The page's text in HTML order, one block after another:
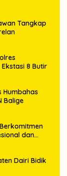
Tangkap
8 Butir
Humbahas
Balige
dan
Dairi Bidik